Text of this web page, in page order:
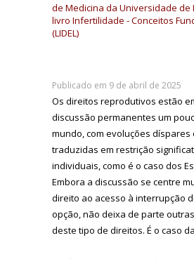
de Medicina da Universidade de
livro Infertilidade - Conceitos
(LIDEL)
Publicado em 9 de abril de 2025
Os direitos reprodutivos estão
discussão permanentes um
mundo, com evoluções díspares
traduzidas em restrição
individuais, como é o caso dos
Embora a discussão se centre
direito ao acesso à interrupção
opção, não deixa de parte
deste tipo de direitos. É o caso